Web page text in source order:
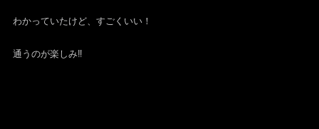
わかっていたけど、すごくいい！
通うのが楽しみ‼︎